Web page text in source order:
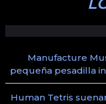
Manufacture
pequeña pesadilla
Human Tetris